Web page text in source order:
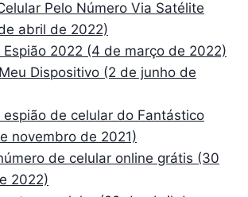
Pelo Número Via Satélite
abril de 2022)
2022 (4 de março de 2022)
Dispositivo (2 de junho de
de celular do Fantástico
novembro de 2021)
de celular online grátis (30
2022)